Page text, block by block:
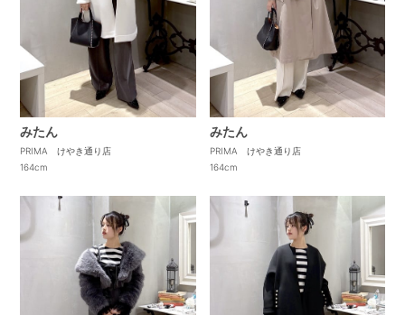
みたん
PRIMA けやき通り店
164cm
みたん
PRIMA けやき通り店
164cm